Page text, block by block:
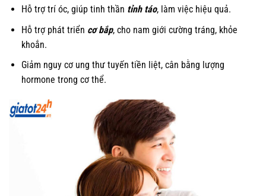
Hỗ trợ trí óc, giúp tinh thần tỉnh táo, làm việc hiệu quả.
Hỗ trợ phát triển cơ bắp, cho nam giới cường tráng, khỏe
khoắn.
Giảm nguy cơ ung thư tuyến tiền liệt, cân bằng lượng
hormone trong cơ thể.